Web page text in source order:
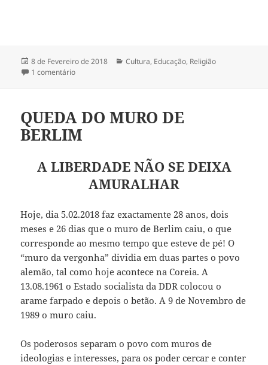
Publicado
a
8 de Fevereiro de 2018 Categorias
Cultura, Educação, Religião
1 comentário
QUEDA DO MURO DE
BERLIM
A LIBERDADE NÃO SE DEIXA
AMURALHAR
Hoje, dia 5.02.2018 faz exactamente 28 anos, dois
meses e 26 dias que o muro de Berlim caiu, o que
corresponde ao mesmo tempo que esteve de pé! O
“muro da vergonha” dividia em duas partes o povo
alemão, tal como hoje acontece na Coreia. A
13.08.1961 o Estado socialista da DDR colocou o
arame farpado e depois o betão. A 9 de Novembro de
1989 o muro caiu.
Os poderosos separam o povo com muros de
ideologias e interesses, para os poder cercar e conter